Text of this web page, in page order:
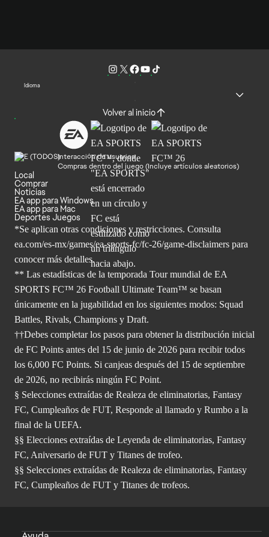
Idioma
Volver al inicio
Interacción de usuarios
Compras dentro del juego (Incluye artículos aleatorios)
Local
Comprar
Noticias
EA app para Windows
EA app para Mac
Deportes Juegos
*Se aplican otras condiciones y restricciones. Consulta
ea.com/es-mx/games/ea-sports-fc/fc-26/game-disclaimers para
conocer más detalles.
** Las estadísticas de la temporada Tour mundial de EA
SPORTS FC™ 26 Football Ultimate Team™ se basan
únicamente en la jugabilidad en los siguientes modos: Squad
Battles, Rivals, Champions y Draft.
††Debes completar los pasos para obtener la distribución inicial
de FC Points antes del 15 de junio de 2026 para recibir todos
los 6,000 FC Points. Si canjeas después del 15 de septiembre
de 2026, no recibirás ningún FC Point.
§ Selecciones extraídas de Realeza de eliminatorias, Fantasy
FC, Cumpleaños de FUT, Responde al llamado y Rumbo a la
final de la UEFA.
§§ Elecciones extraídas de Leyenda de eliminatorias, Fantasy
FC, Aniversario de FUT y Titanes de trofeo.
§§ Selecciones extraídas de Realeza de eliminatorias, Fantasy
FC, Cumpleaños de FUT y Titanes de trofeos.